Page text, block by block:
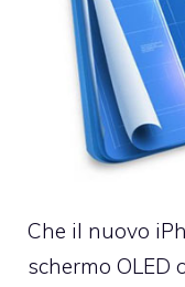
Che il nuovo
schermo OLED